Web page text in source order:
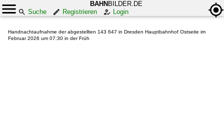
BAHN BILDER.DE
Suche
Registrieren Login
Handnachtaufnahme der abgestellten 143 647 in Dresden Hauptbahnhof Ostseite im
Februar 2026 um 07:30 in der Früh